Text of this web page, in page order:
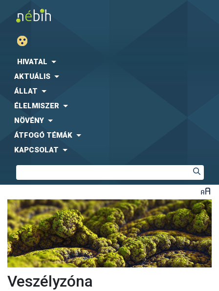
HIVATAL
AKTUÁLIS
ÁLLAT
ÉLELMISZER
NÖVÉNY
ÁTFOGÓ TÉMÁK
KAPCSOLAT
Veszélyzóna